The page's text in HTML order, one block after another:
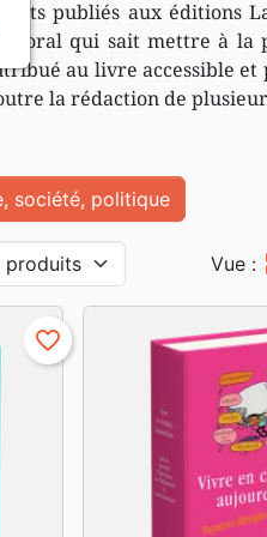
publiés aux éditions
qui sait mettre à la
au livre accessible
la rédaction de
société, politique
Vue :
favorite_border